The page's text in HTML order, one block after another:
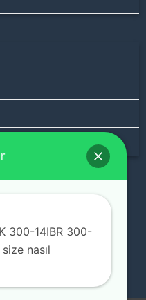
Starı
300-14IBR 300-
nasıl